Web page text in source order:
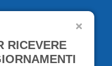
RICEVERE